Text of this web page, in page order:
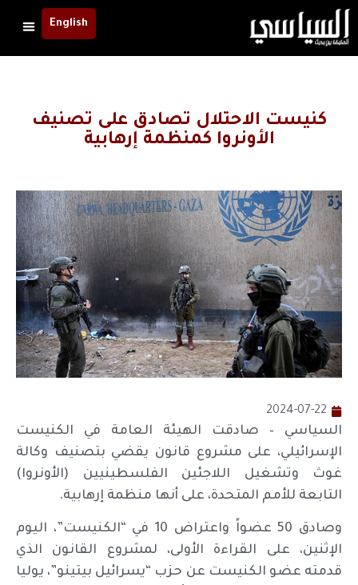
English
كنيست الاحتلال تصادق على تصنيف
الأونروا كمنظمة إرهابية
2024-07-22
السياسي – صادقت الهيئة العامة في الكنيست
الإسرائيلي، على مشروع قانون يقضي بتصنيف وكالة
غوث وتشغيل اللاجئين الفلسطينيين (الأونروا)
التابعة للأمم المتحدة، على أنها منظمة إرهابية.
وصادق 50 عضواً واعتراض 10 في “الكنيست”، اليوم
الإثنين، على القراءة الأولى، لمشروع القانون الذي
قدمته عضو الكنيست عن حزب “يسرائيل بيتينو”، يوليا